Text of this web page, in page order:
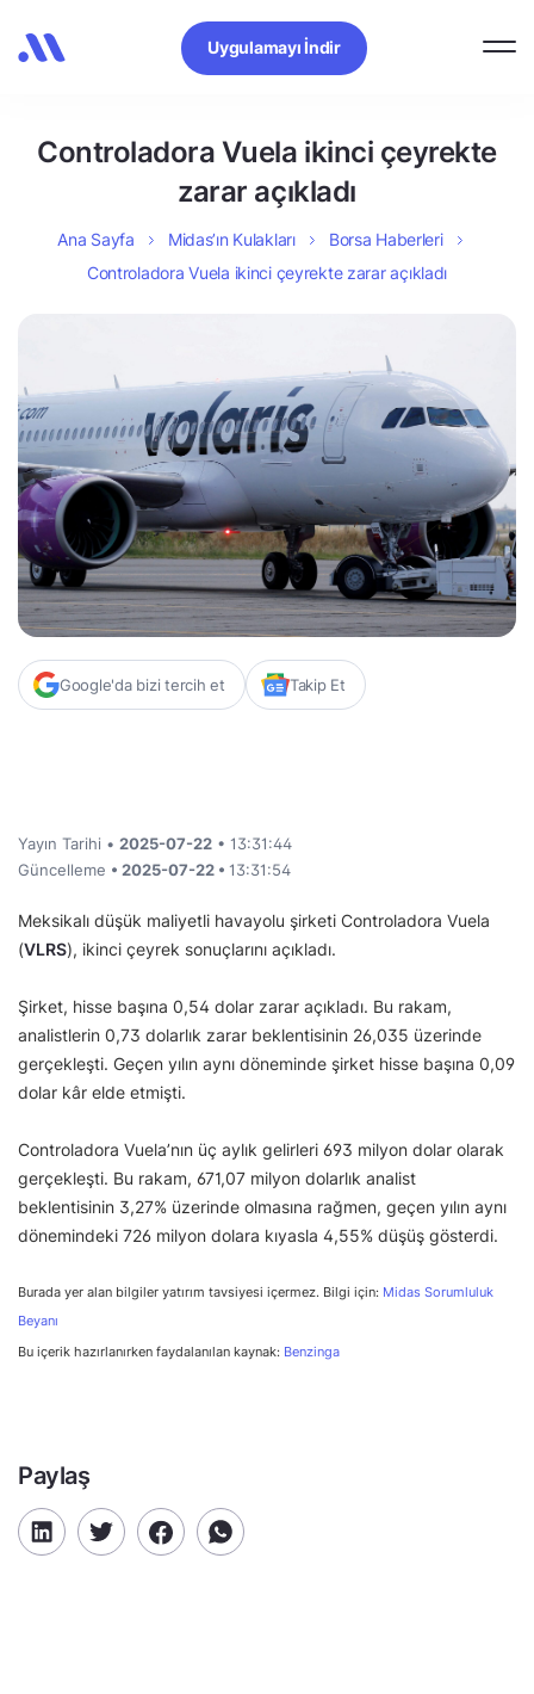
Uygulamayı İndir
Controladora Vuela ikinci çeyrekte
zarar açıkladı
Ana Sayfa Midas’ın Kulakları
Borsa Haberleri
Controladora Vuela ikinci çeyrekte zarar açıkladı
Google'da bizi tercih et Takip Et
Yayın Tarihi • 2025-07-22 • 13:31:44
Güncelleme • 2025-07-22 • 13:31:54
Meksikalı düşük maliyetli havayolu şirketi Controladora Vuela
(VLRS), ikinci çeyrek sonuçlarını açıkladı.
Şirket, hisse başına 0,54 dolar zarar açıkladı. Bu rakam,
analistlerin 0,73 dolarlık zarar beklentisinin 26,035 üzerinde
gerçekleşti. Geçen yılın aynı döneminde şirket hisse başına 0,09
dolar kâr elde etmişti.
Controladora Vuela’nın üç aylık gelirleri 693 milyon dolar olarak
gerçekleşti. Bu rakam, 671,07 milyon dolarlık analist
beklentisinin 3,27% üzerinde olmasına rağmen, geçen yılın aynı
dönemindeki 726 milyon dolara kıyasla 4,55% düşüş gösterdi.
Burada yer alan bilgiler yatırım tavsiyesi içermez. Bilgi için: Midas Sorumluluk
Beyanı
Bu içerik hazırlanırken faydalanılan kaynak: Benzinga
Paylaş